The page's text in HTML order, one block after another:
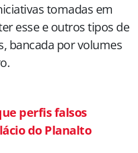
tomadas em
esse e outros tipos de
bancada por volumes
perfis falsos
do Planalto